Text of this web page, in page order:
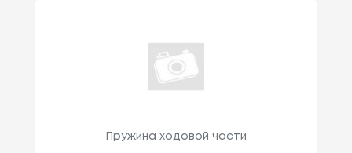
Пружина ходовой части